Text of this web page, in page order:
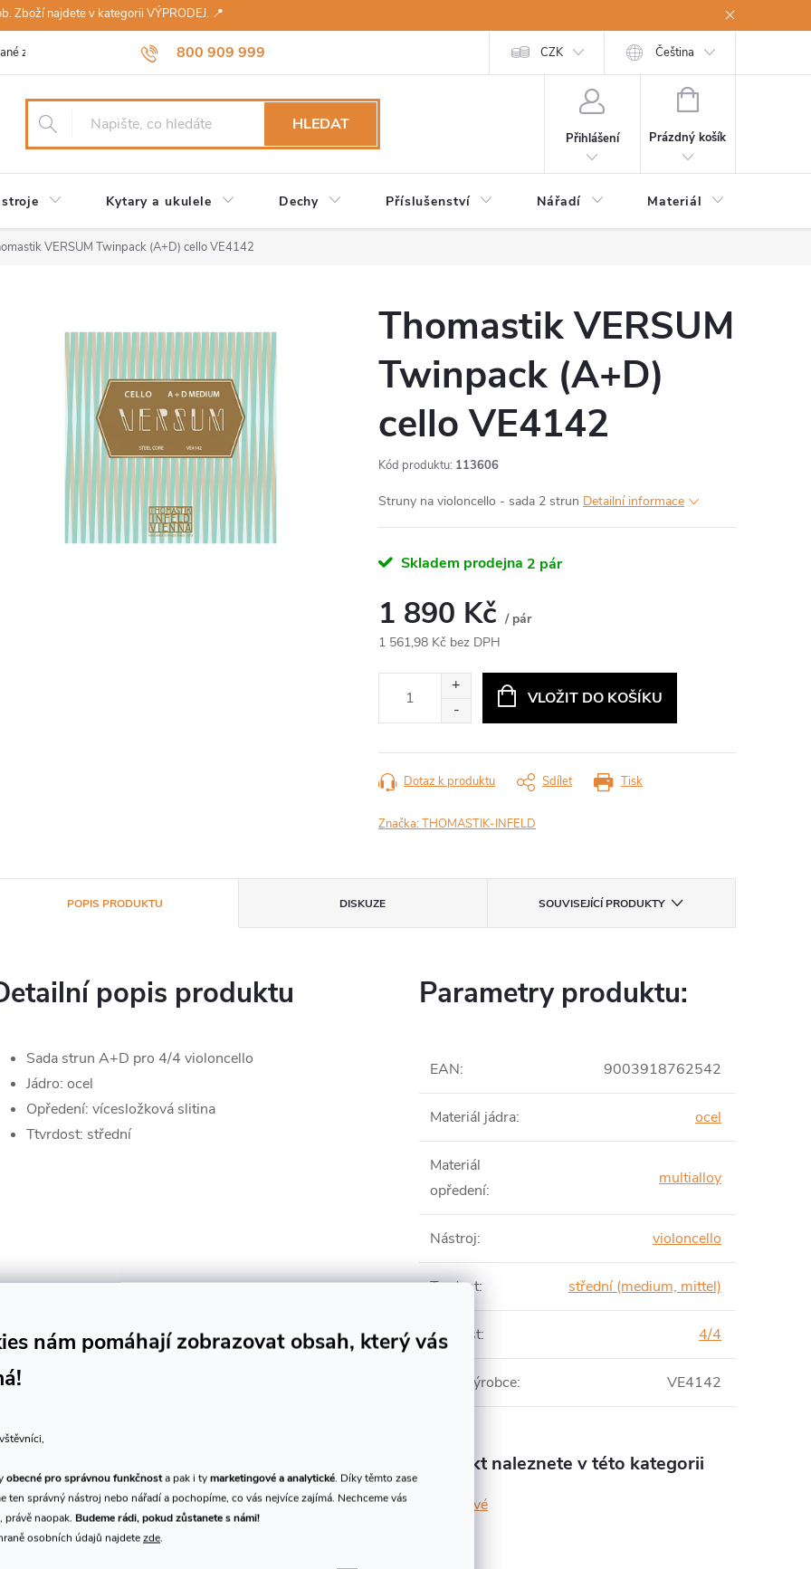
nám pomáhají zobrazovat obsah, který vás
obecné pro správnou funkčnosta pak i tymarketingové a analytické. Díky těmto zase
ten správný nástroj nebo nářadí a pochopíme, co vás nejvíce zajímá. Nechceme vás
právě naopak. Budeme rádi, pokud zůstanete s námi!
osobních údajů najdetezde.
Zboží najdete v kategorii VÝPRODEJ. 📍
800 909 999
značky Návody a údržba Reklamace Odstoupení od kupní smlouvy
CZK Čeština
HLEDAT
Přihlášení
NÁKUPNÍ
Prázdný košík
Kytary a ukulele Dechy Příslušenství Nářadí Materiál
VERSUM Twinpack (A+D) cello VE4142
Thomastik VERSUM
Twinpack (A+D)
cello VE4142
Kód produktu: 113606
Struny na violoncello - sada 2 strun Detailní informace
Skladem prodejna 2 pár
1 890 Kč / pár
1 561,98 Kč bez DPH
VLOŽIT DO KOŠÍKU
Tisk
Dotaz k produktu Sdílet
Značka:THOMASTIK-INFELD
POPIS PRODUKTU DISKUZE SOUVISEJÍCÍ PRODUKTY
popis produktu
Sada strun A+D pro 4/4 violoncello
Jádro: ocel
Opředení: vícesložková slitina
Ttvrdost: střední
Parametry produktu:
EAN: 9003918762542
Materiál jádra: ocel
Materiál
opředení:
multialloy
Nástroj: violoncello
Tvrdost: střední (medium, mittel)
Velikost: 4/4
Číslo výrobce: VE4142
Produkt naleznete v této kategorii
kovové